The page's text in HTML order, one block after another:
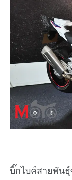
บิ๊กไบค์สายพัน